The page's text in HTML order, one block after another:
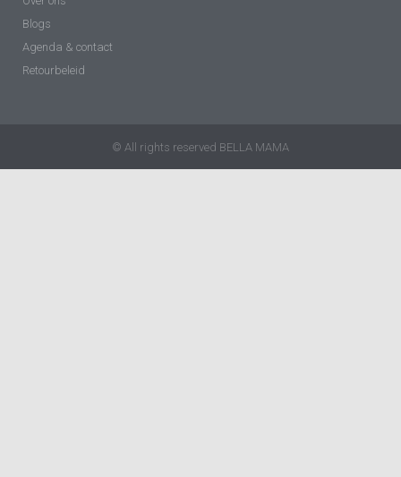
Blogs
Agenda & contact
Retourbeleid
© All rights reserved BELLA MAMA